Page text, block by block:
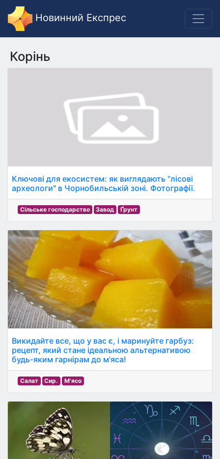
Новинний Експрес
Корінь
Ключові для екосистем: як виглядають "лісові
археологи" в Чорнобильській зоні. Фотографії.
Сільське господарство Завод Ґрунт
Викидайте все, що у вас є, і маринуйте гарбуз:
рецепт, який стане ідеальною альтернативою
будь-яким гарнірам до м'яса!
Салат Сир. М'ясо